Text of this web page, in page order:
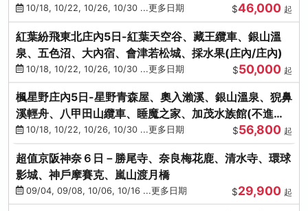
10/18, 10/22, 10/26, 10/30 ...更多日期 $46,000 起
紅葉紛飛東北庄內5日-紅葉天空谷、藏王纜車、銀山溫
泉、五色沼、大內宿、會津若松城、採水果(庄內/庄內)
10/18, 10/22, 10/26, 10/30 ...更多日期 $50,000 起
楓星野庄內5日-星野青森屋、奧入瀨溪、銀山溫泉、猊鼻
溪輕舟、八甲田山纜車、睡魔之家、加茂水族館(不進店)
(庄內/庄內)
10/18, 10/22, 10/26, 10/30 ...更多日期 $56,800 起
超值京阪神奈６日－勝尾寺、奈良梅花鹿、清水寺、環球
影城、神戶摩賽克、嵐山渡月橋
09/04, 09/08, 10/06, 10/16 ...更多日期 $29,900 起